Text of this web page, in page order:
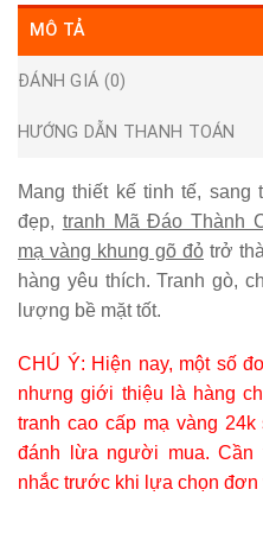
MÔ TẢ
ĐÁNH GIÁ (0)
HƯỚNG DẪN THANH TOÁN
Mang thiết kế tinh tế,
đẹp, tranh Mã Đáo Thành
mạ vàng khung gõ đỏ trở
hàng yêu thích. Tranh gò,
lượng bề mặt tốt.
CHÚ Ý: Hiện nay, một số
nhưng giới thiệu là hàng
tranh cao cấp mạ vàng 24k
đánh lừa người mua. Cần
nhắc trước khi lựa chọn đơn